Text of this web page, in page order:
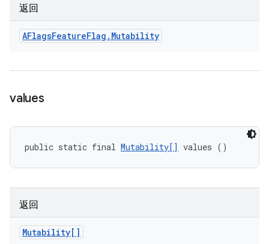
返回
AFlagsFeatureFlag . Mutability
values
public static final Mutability[] values ()
返回
Mutability[]